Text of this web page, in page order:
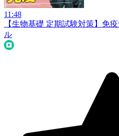
11:48
【生物基礎 定期試験対策】免
ル